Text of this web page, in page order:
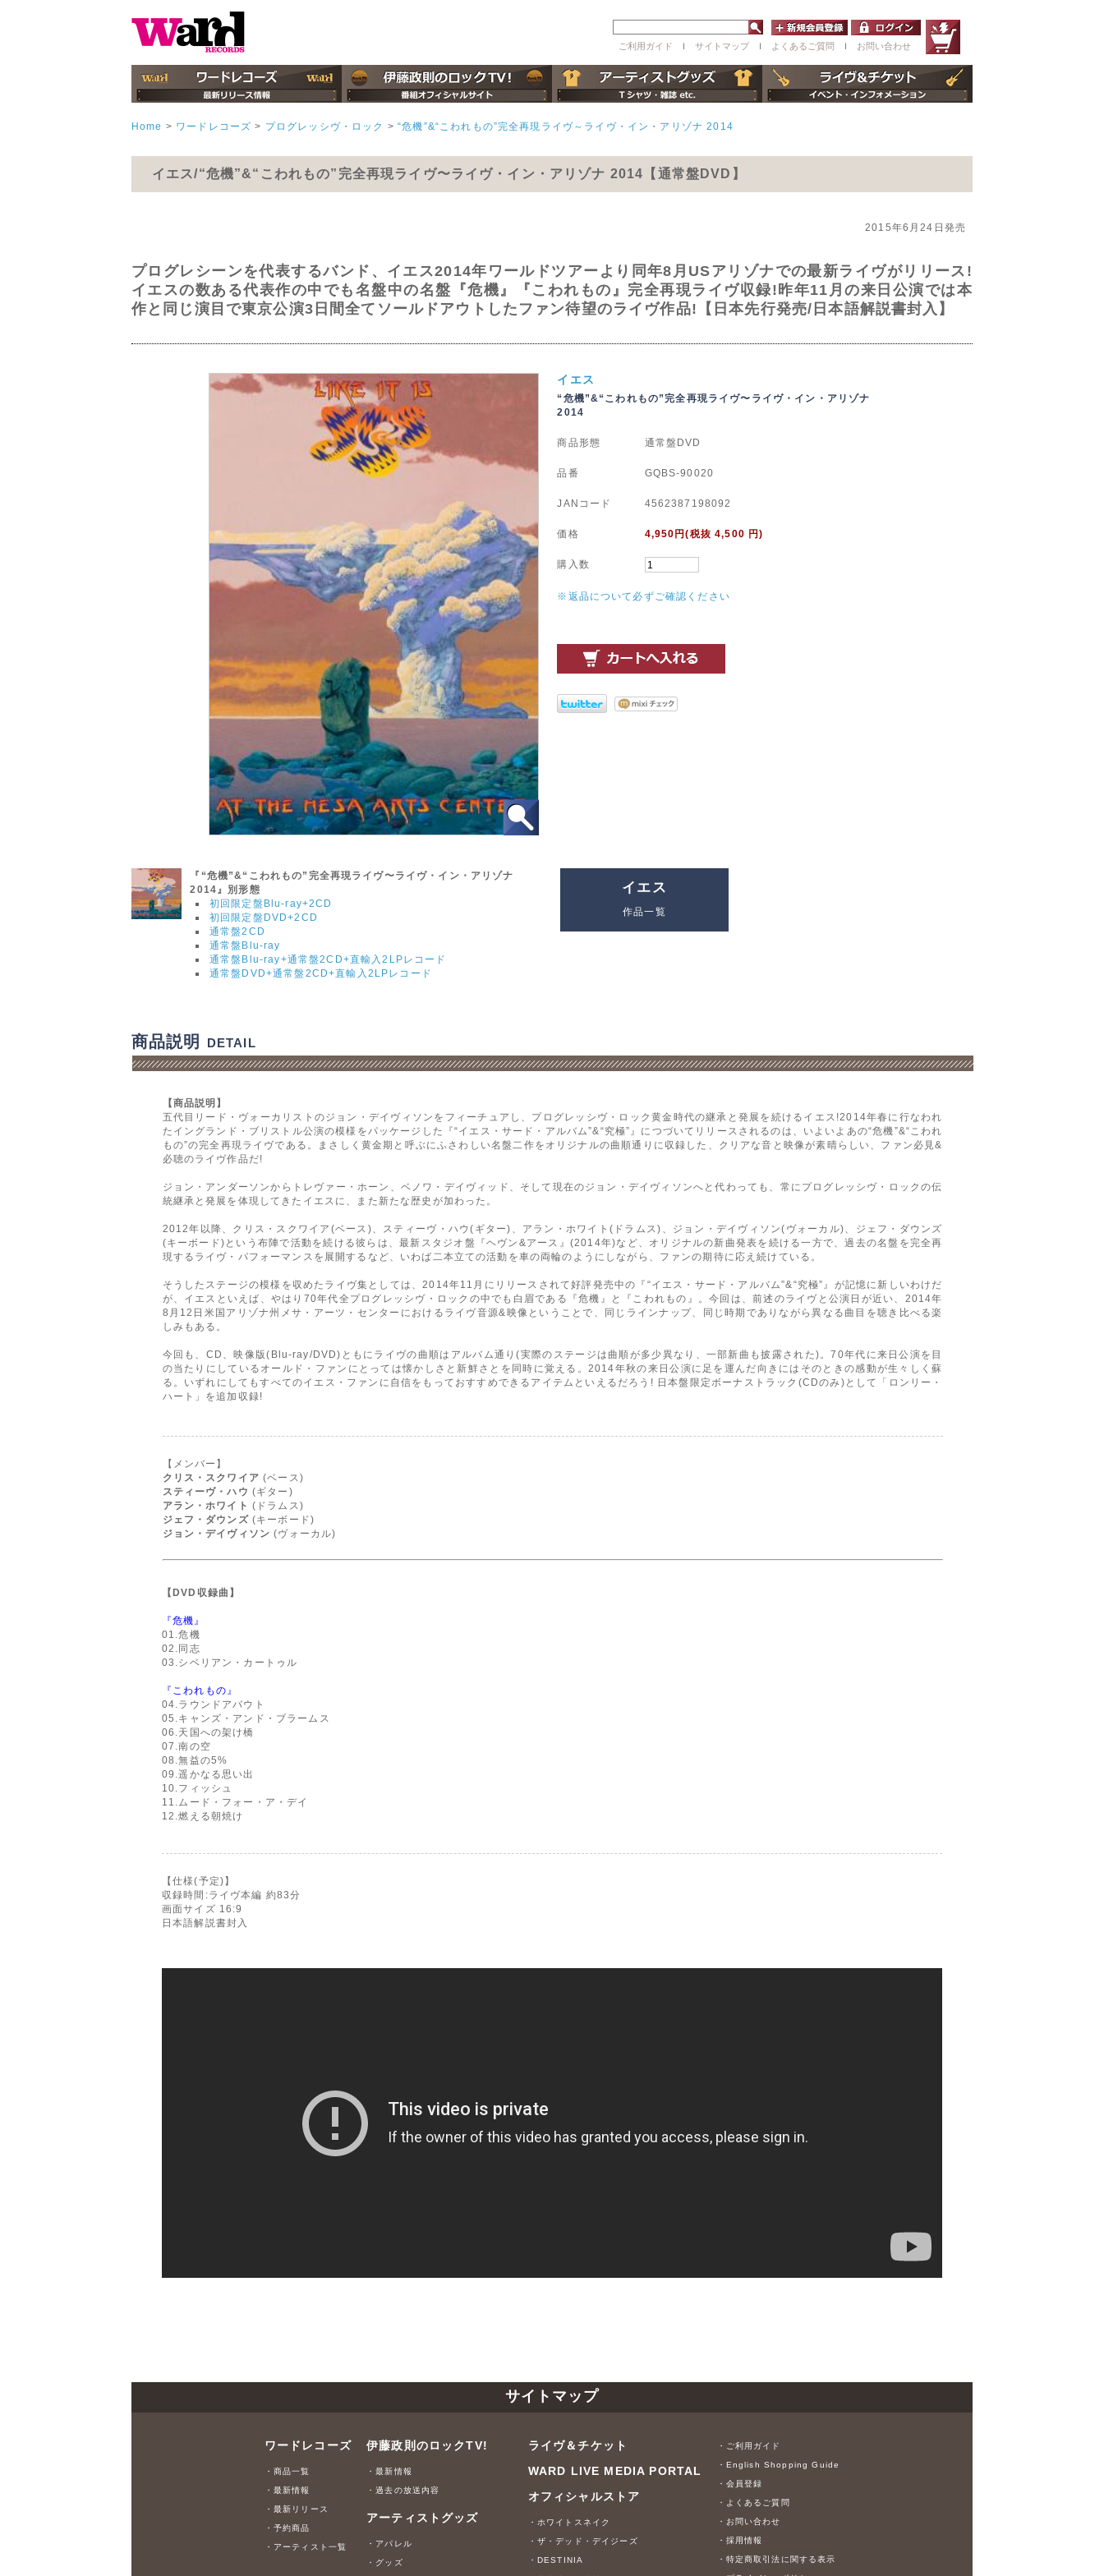
ご利用ガイド ｌ サイトマップ ｌ よくあるご質問 ｌ お問い合わせ
Home > ワードレコーズ > プログレッシヴ・ロック > “危機”&“こわれもの”完全再現ライヴ～ライヴ・イン・アリゾナ 2014
イエス/“危機”&“こわれもの”完全再現ライヴ〜ライヴ・イン・アリゾナ 2014【通常盤DVD】
2015年6月24日発売
プログレシーンを代表するバンド、イエス2014年ワールドツアーより同年8月USアリゾナでの最新ライヴがリリース!
イエスの数ある代表作の中でも名盤中の名盤『危機』『こわれもの』完全再現ライヴ収録!昨年11月の来日公演では本
作と同じ演目で東京公演3日間全てソールドアウトしたファン待望のライヴ作品!【日本先行発売/日本語解説書封入】
イエス
“危機”&“こわれもの”完全再現ライヴ〜ライヴ・イン・アリゾナ
2014
商品形態 通常盤DVD
品番 GQBS-90020
JANコード 4562387198092
価格 4,950円(税抜 4,500 円)
購入数
※返品について必ずご確認ください
『“危機”&“こわれもの”完全再現ライヴ〜ライヴ・イン・アリゾナ
2014』別形態
初回限定盤Blu-ray+2CD
初回限定盤DVD+2CD
通常盤2CD
通常盤Blu-ray
通常盤Blu-ray+通常盤2CD+直輸入2LPレコード
通常盤DVD+通常盤2CD+直輸入2LPレコード
イエス
作品一覧
商品説明 DETAIL
【商品説明】
五代目リード・ヴォーカリストのジョン・デイヴィソンをフィーチュアし、プログレッシヴ・ロック黄金時代の継承と発展を続けるイエス!2014年春に行なわれ
たイングランド・ブリストル公演の模様をパッケージした『“イエス・サード・アルバム”&“究極”』につづいてリリースされるのは、いよいよあの“危機”&“こわれ
もの”の完全再現ライヴである。まさしく黄金期と呼ぶにふさわしい名盤二作をオリジナルの曲順通りに収録した、クリアな音と映像が素晴らしい、ファン必見&
必聴のライヴ作品だ!
ジョン・アンダーソンからトレヴァー・ホーン、ベノワ・デイヴィッド、そして現在のジョン・デイヴィソンへと代わっても、常にプログレッシヴ・ロックの伝
統継承と発展を体現してきたイエスに、また新たな歴史が加わった。
2012年以降、クリス・スクワイア(ベース)、スティーヴ・ハウ(ギター)、アラン・ホワイト(ドラムス)、ジョン・デイヴィソン(ヴォーカル)、ジェフ・ダウンズ
(キーボード)という布陣で活動を続ける彼らは、最新スタジオ盤『ヘヴン&アース』(2014年)など、オリジナルの新曲発表を続ける一方で、過去の名盤を完全再
現するライヴ・パフォーマンスを展開するなど、いわば二本立ての活動を車の両輪のようにしながら、ファンの期待に応え続けている。
そうしたステージの模様を収めたライヴ集としては、2014年11月にリリースされて好評発売中の『“イエス・サード・アルバム”&“究極”』が記憶に新しいわけだ
が、イエスといえば、やはり70年代全プログレッシヴ・ロックの中でも白眉である『危機』と『こわれもの』。今回は、前述のライヴと公演日が近い、2014年
8月12日米国アリゾナ州メサ・アーツ・センターにおけるライヴ音源&映像ということで、同じラインナップ、同じ時期でありながら異なる曲目を聴き比べる楽
しみもある。
今回も、CD、映像版(Blu-ray/DVD)ともにライヴの曲順はアルバム通り(実際のステージは曲順が多少異なり、一部新曲も披露された)。70年代に来日公演を目
の当たりにしているオールド・ファンにとっては懐かしさと新鮮さとを同時に覚える。2014年秋の来日公演に足を運んだ向きにはそのときの感動が生々しく蘇
る。いずれにしてもすべてのイエス・ファンに自信をもっておすすめできるアイテムといえるだろう! 日本盤限定ボーナストラック(CDのみ)として「ロンリー・
ハート」を追加収録!
【メンバー】
クリス・スクワイア (ベース)
スティーヴ・ハウ (ギター)
アラン・ホワイト (ドラムス)
ジェフ・ダウンズ(キーボード)
ジョン・デイヴィソン (ヴォーカル)
【DVD収録曲】
『危機』
01.危機
02.同志
03.シベリアン・カートゥル
『こわれもの』
04.ラウンドアバウト
05.キャンズ・アンド・ブラームス
06.天国への架け橋
07.南の空
08.無益の5%
09.遥かなる思い出
10.フィッシュ
11.ムード・フォー・ア・デイ
12.燃える朝焼け
【仕様(予定)】
収録時間:ライヴ本編 約83分
画面サイズ 16:9
日本語解説書封入
サイトマップ
ワードレコーズ
・商品一覧
・最新情報
・最新リリース
・予約商品
・アーティスト一覧
伊藤政則のロックTV!
・最新情報
・過去の放送内容
アーティストグッズ
・アパレル
・グッズ
ライヴ＆チケット
WARD LIVE MEDIA PORTAL
オフィシャルストア
・ホワイトスネイク
・ザ・デッド・デイジーズ
・DESTINIA
・ご利用ガイド
・English Shopping Guide
・会員登録
・よくあるご質問
・お問い合わせ
・採用情報
・特定商取引法に関する表示